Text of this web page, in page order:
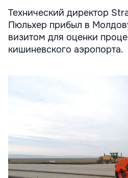
Технический директор
Пюльхер прибыл в
визитом для оценки
кишиневского аэропорта.